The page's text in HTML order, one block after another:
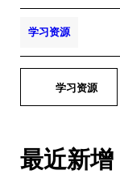
学习资源
学习资源
最近新增